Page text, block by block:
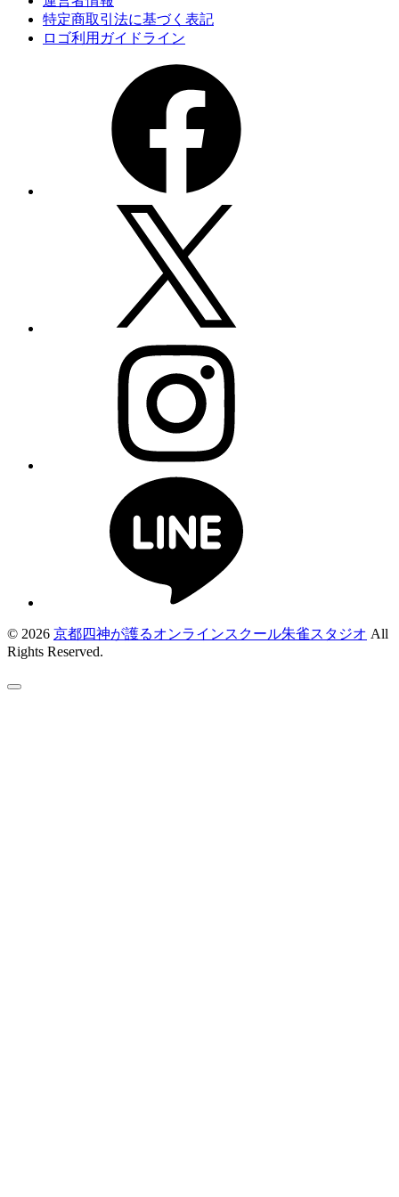
特定商取引法に基づく表記
ロゴ利用ガイドライン
© 2026 京都四神が護るオンラインスクール朱雀スタジオ All
Rights Reserved.